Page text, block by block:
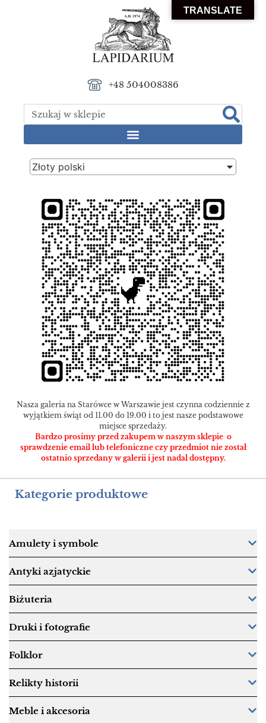
+48 504008386
Złoty polski
Nasza galeria na Starówce w Warszawie jest czynna codziennie z
wyjątkiem świąt od 11.00 do 19.00 i to jest nasze podstawowe
miejsce sprzedaży.
Bardzo prosimy przed zakupem w naszym sklepie o
sprawdzenie email lub telefoniczne czy przedmiot nie został
ostatnio sprzedany w galerii i jest nadal dostępny.
Kategorie produktowe
Amulety i symbole
Antyki azjatyckie
Biżuteria
Druki i fotografie
Folklor
Relikty historii
Meble i akcesoria
TRANSLATE